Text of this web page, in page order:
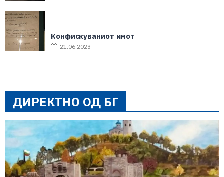
Конфискуваниот имот
21.06.2023
ДИРЕКТНО ОД БГ